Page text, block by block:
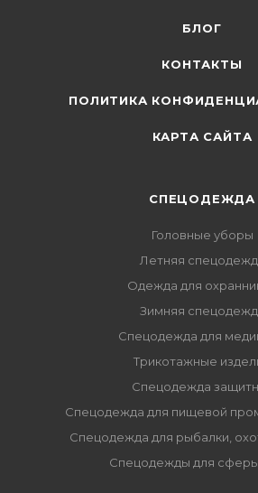
БЛОГ
КОНТАКТЫ
ПОЛИТИКА
КАРТА САЙТА
СПЕЦОДЕЖДА
Головные уборы
Летняя
Одежда для
Зимняя
Спецодежда для
Трикотажные
Спецодежда
Спецодежда для пищевой
Спецодежда для рыбалки,
Спецодежды для сферы